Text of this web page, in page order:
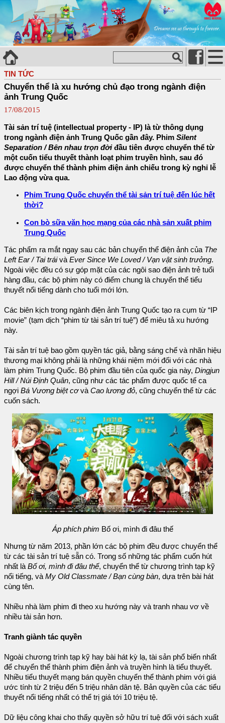
TIN TỨC
Chuyển thể là xu hướng chủ đạo trong ngành điện
ảnh Trung Quốc
17/08/2015
Tài sản trí tuệ (intellectual property - IP) là từ thông dụng
trong ngành điện ảnh Trung Quốc gần đây. Phim Silent
Separation / Bên nhau trọn đờiđầu tiên được chuyển thể từ
một cuốn tiểu thuyết thành loạt phim truyền hình, sau đó
được chuyển thể thành phim điện ảnh chiếu trong kỳ nghỉ lễ
Lao động vừa qua.
Phim Trung Quốc chuyển thể tài sản trí tuệ đến lúc hết
thời?
Con bò sữa văn học mạng của các nhà sản xuất phim
Trung Quốc
Tác phẩm ra mắt ngay sau các bản chuyển thể điện ảnh của The
Left Ear / Tai tráivàEver Since We Loved / Vạn vật sinh trưởng.
Ngoài việc đều có sự góp mặt của các ngôi sao điện ảnh trẻ tuổi
hàng đầu, các bộ phim này có điểm chung là chuyển thể tiểu
thuyết nổi tiếng dành cho tuổi mới lớn.
Các biên kịch trong ngành điện ảnh Trung Quốc tạo ra cụm từ “IP
movie” (tạm dịch “phim từ tài sản trí tuệ”) để miêu tả xu hướng
này.
Tài sản trí tuệ bao gồm quyền tác giả, bằng sáng chế và nhãn hiệu
thương mại không phải là những khái niệm mới đối với các nhà
làm phim Trung Quốc. Bộ phim đầu tiên của quốc gia này, Dingjun
Hill / Núi Định Quân, cũng như các tác phẩm được quốc tế ca
ngợi Bá Vương biệt cơvàCao lương đỏ, cũng chuyển thể từ các
cuốn sách.
Áp phích phim Bố ơi, mình đi đâu thế
Nhưng từ năm 2013, phần lớn các bộ phim đều được chuyển thể
từ các tài sản trí tuệ sẵn có. Trong số những tác phẩm cuốn hút
nhất làBố ơi, mình đi đâu thế, chuyển thể từ chương trình tạp kỹ
nổi tiếng, vàMy Old Classmate / Bạn cùng bàn, dựa trên bài hát
cùng tên.
Nhiều nhà làm phim đi theo xu hướng này và tranh nhau vơ về
nhiều tài sản hơn.
Tranh giành tác quyền
Ngoài chương trình tạp kỹ hay bài hát kỳ lạ, tài sản phổ biến nhất
để chuyển thể thành phim điện ảnh và truyền hình là tiểu thuyết.
Nhiều tiểu thuyết mạng bán quyền chuyển thể thành phim với giá
ước tính từ 2 triệu đến 5 triệu nhân dân tệ. Bản quyền của các tiểu
thuyết nổi tiếng nhất có thể trị giá tới 10 triệu tệ.
Dữ liệu công khai cho thấy quyền sở hữu trí tuệ đối với sách xuất